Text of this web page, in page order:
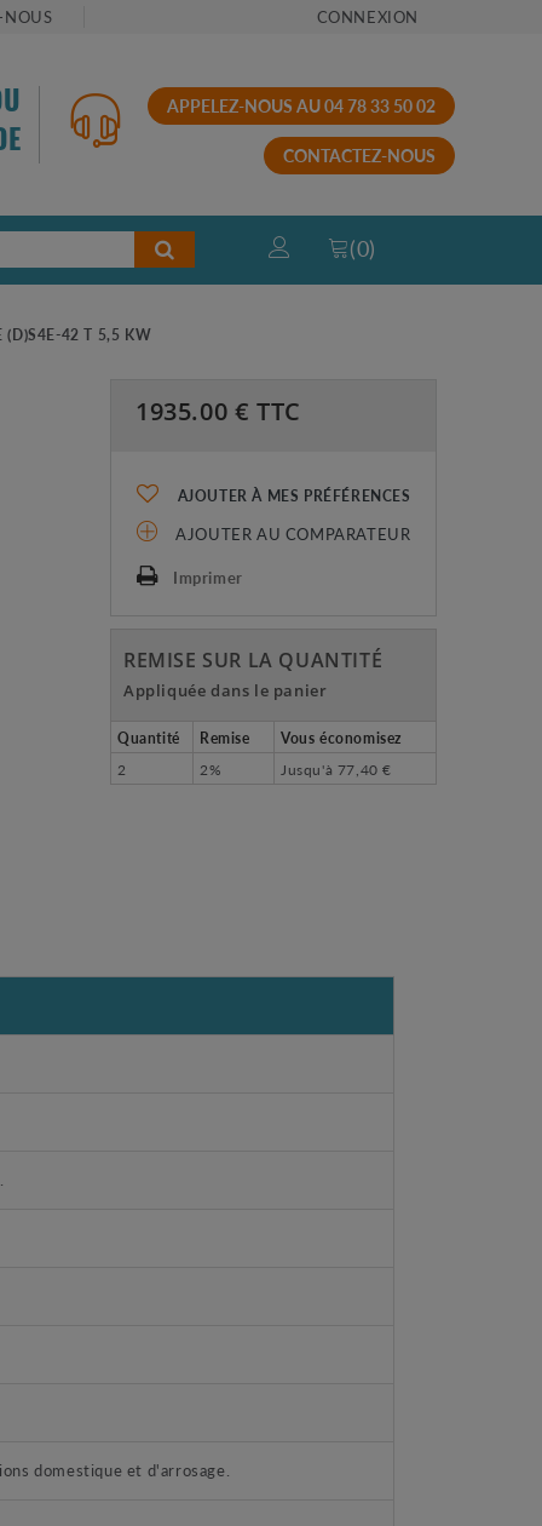
CONNEXION
APPELEZ-NOUS AU 04 78 33 50 02
CONTACTEZ-NOUS
(0)
(D)S4E-42 T 5,5 KW
1935.00 € TTC
AJOUTER À MES PRÉFÉRENCES
AJOUTER AU COMPARATEUR
Imprimer
REMISE SUR LA QUANTITÉ
Appliquée dans le panier
Quantité Remise
Vous économisez
2
2% Jusqu'à 77,40 €
domestique et d'arrosage.